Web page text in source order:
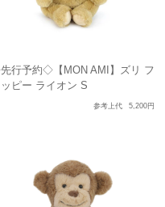
行予約◇【MON AMI】ズリ フ
ッピー ライオン S
参考上代 5,200円